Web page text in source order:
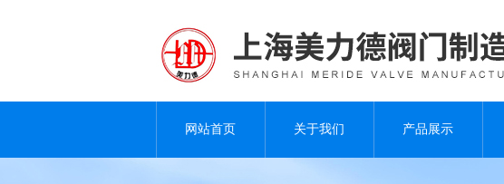
网站首页 关于我们 产品展示